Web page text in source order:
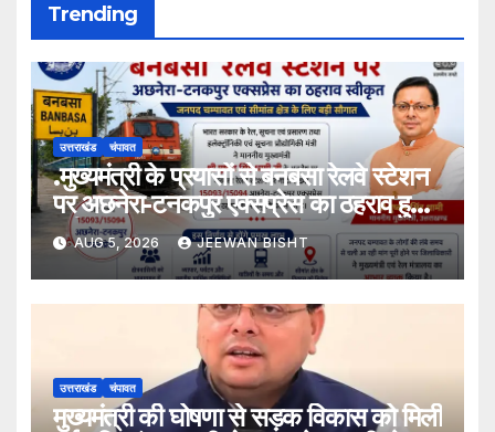
Trending
उत्तराखंड चंपावत
.मुख्यमंत्री के प्रयासों से बनबसा रेलवे स्टेशन
पर अछनेरा-टनकपुर एक्सप्रेस का ठहराव हुआ
स्वीकृत
AUG 5, 2026 JEEWAN BISHT
उत्तराखंड चंपावत
मुख्यमंत्री की घोषणा से सड़क विकास को मिली